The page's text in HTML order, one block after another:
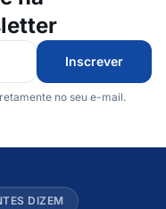
Inscrever
no seu e-mail.
DIZEM